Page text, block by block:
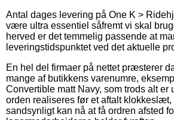
Antal dages levering på One K >
være ultra essentiel såfremt vi skal
herved er det temmelig passende at
leveringstidspunktet ved det aktuelle
En hel del firmaer på nettet præsterer
mange af butikkens varenumre,
Convertible matt Navy, som trods alt er
orden realiseres før et aftalt klokkeslæt,
sandsynligt kan nå at få ordren afsted